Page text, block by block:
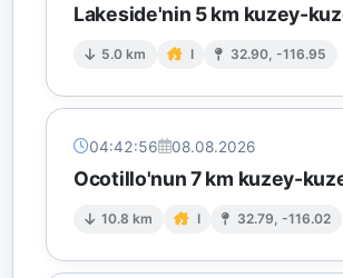
Lakeside'nin 5 km kuzey-
5.0 km I 32.90, -116.95
04:42:56 08.08.2026
Ocotillo'nun 7 km kuzey-
10.8 km I 32.79, -116.02